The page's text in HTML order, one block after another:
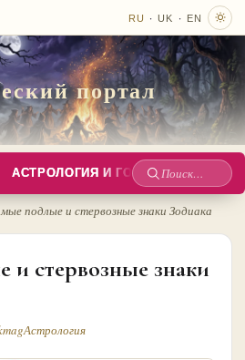
RU · UK · EN
портал
АСТРОЛОГИЯ И ГОРОСКОПЫ
Поиск
по
сайту
подлые и стервозные знаки Зодиака
стервозные знаки
Астрология